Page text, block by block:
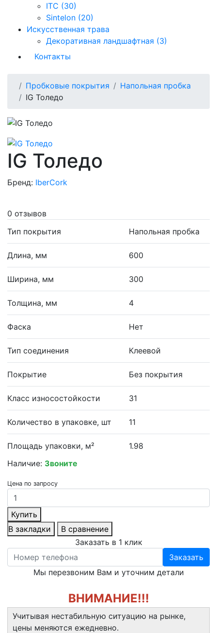
ITC (30)
Sintelon (20)
Искусственная трава
Декоративная ландшафтная (3)
Контакты
Пробковые покрытия
Напольная пробка
IG Толедо
IG Толедо
Бренд: IberCork
0 отзывов
Тип покрытия
Напольная пробка
Длина, мм 600
Ширина, мм 300
Толщина, мм 4
Фаска Нет
Тип соединения Клеевой
Покрытие Без покрытия
Класс износостойкости 31
Количество в упаковке, шт 11
Площадь упаковки, м²
1.98
Наличие: Звоните
Цена по запросу
Купить
В закладки
В сравнение
Заказать в 1 клик
Заказать
Мы перезвоним Вам и уточним детали
ВНИМАНИЕ!!!
Учитывая нестабильную ситуацию на рынке,
цены меняются ежедневно.